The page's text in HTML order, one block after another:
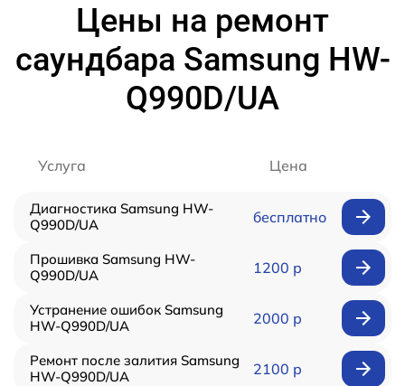
Цены на ремонт
саундбара Samsung HW-
Q990D/UA
Услуга Цена
Диагностика Samsung HW-
Q990D/UA
бесплатно
Прошивка Samsung HW-
Q990D/UA
1200 р
Устранение ошибок Samsung
HW-Q990D/UA
2000 р
Ремонт после залития Samsung
HW-Q990D/UA
2100 р